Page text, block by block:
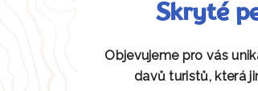
Skryté
Objevujeme pro vás
davů turistů, která